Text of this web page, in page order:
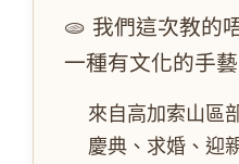
🫓 我們這次教的
一種有文化的手藝
來自高加索山區
慶典、求婚、迎